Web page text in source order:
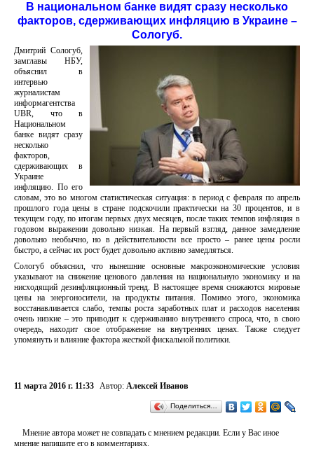
В национальном банке видят сразу несколько
факторов, сдерживающих инфляцию в Украине –
Сологуб.
Дмитрий Сологуб,
замглавы НБУ,
объяснил в
интервью
журналистам
информагентства
UBR, что в
Национальном
банке видят сразу
несколько
факторов,
сдерживающих в
Украине
инфляцию. По его
словам, это во многом статистическая ситуация: в период с февраля по апрель
прошлого года цены в стране подскочили практически на 30 процентов, и в
текущем году, по итогам первых двух месяцев, после таких темпов инфляция в
годовом выражении довольно низкая. На первый взгляд, данное замедление
довольно необычно, но в действительности все просто – ранее цены росли
быстро, а сейчас их рост будет довольно активно замедляться.
Сологуб объяснил, что нынешние основные макроэкономические условия
указывают на снижение ценового давления на национальную экономику и на
нисходящий дезинфляционный тренд. В настоящее время снижаются мировые
цены на энергоносители, на продукты питания. Помимо этого, экономика
восстанавливается слабо, темпы роста заработных плат и расходов населения
очень низкие – это приводит к сдерживанию внутреннего спроса, что, в свою
очередь, находит свое отображение на внутренних ценах. Также следует
упомянуть и влияние фактора жесткой фискальной политики.
11 марта 2016 г. 11:33 Автор: Алексей Иванов
Поделиться…
Мнение автора может не совпадать с мнением редакции. Если у Вас иное
мнение напишите его в комментариях.